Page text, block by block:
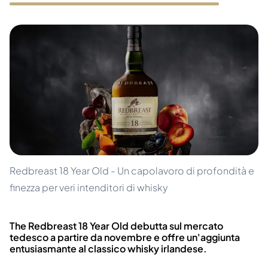
Redbreast 18 Year Old - Un capolavoro di profondità e
finezza per veri intenditori di whisky
The Redbreast 18 Year Old debutta sul mercato
tedesco a partire da novembre e offre un'aggiunta
entusiasmante al classico whisky irlandese.